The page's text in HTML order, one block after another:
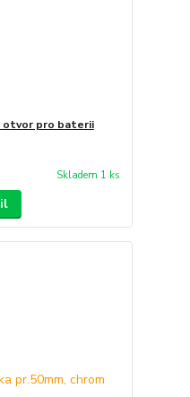
otvor pro baterii
Skladem 1 ks